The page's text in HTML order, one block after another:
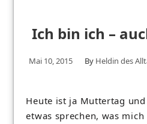
Ich bin ich –
Mai 10, 2015 By Heldin des
Heute ist ja Muttertag
etwas sprechen, was